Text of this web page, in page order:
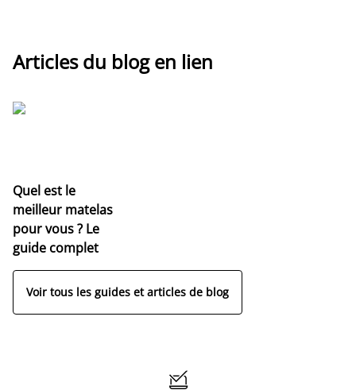
Articles du blog en lien
Quel est le
meilleur matelas
pour vous ? Le
guide complet
Voir tous les guides et articles de blog
